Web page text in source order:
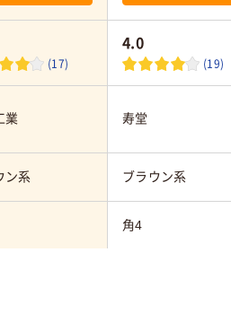
(17)
4.0
(19)
業 寿堂
ン系 ブラウン系
角4